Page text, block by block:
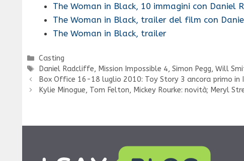
The Woman in Black, 10 immagini con Daniel
The Woman in Black, trailer del film con
The Woman in Black, trailer
Categorie
Casting
Tag
Daniel Radcliffe, Mission Impossible 4,Simon Pegg,Will
Box Office 16-18 luglio 2010: Toy Story 3 ancora primo
Kylie Minogue, Tom Felton, Mickey Rourke: novità; Meryl